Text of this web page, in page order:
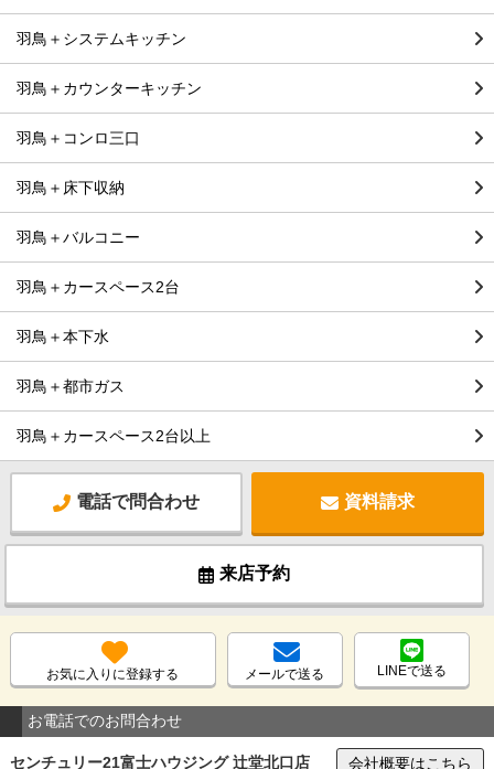
羽鳥＋システムキッチン
羽鳥＋カウンターキッチン
羽鳥＋コンロ三口
羽鳥＋床下収納
羽鳥＋バルコニー
羽鳥＋カースペース2台
羽鳥＋本下水
羽鳥＋都市ガス
羽鳥＋カースペース2台以上
電話で問合わせ 資料請求
来店予約
お気に入りに登録する メールで送る LINEで送る
お電話でのお問合わせ
センチュリー21富士ハウジング 辻堂北口店 会社概要はこちら